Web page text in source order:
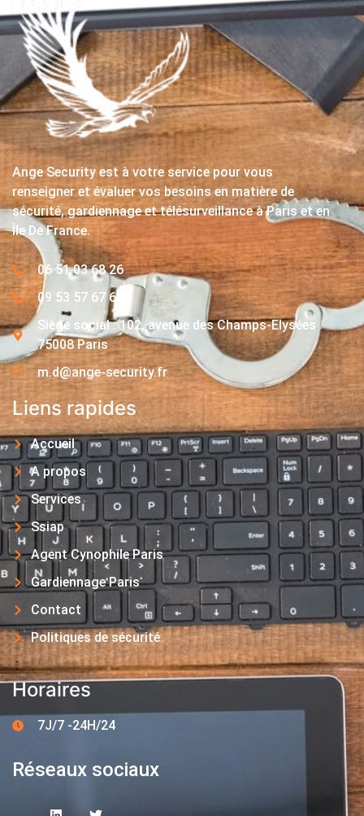
Ange Security est à votre service pour vous
renseigner et évaluer vos besoins en matière de
sécurité, gardiennage et télésurveillance à Paris et en
Île De France.
06 51 03 68 26
09 53 57 67 63
Siège social : 102, avenue des Champs-Elysées
75008 Paris
m.d@ange-security.fr
Liens rapides
Accueil
A propos
Services
Ssiap
Agent Cynophile Paris
Gardiennage Paris
Contact
Politiques de sécurité
Horaires
7J/7 -24H/24
Réseaux sociaux